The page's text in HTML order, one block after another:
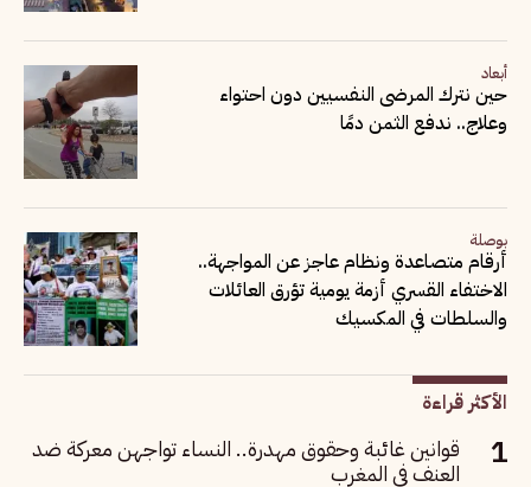
أبعاد
حين نترك المرضى النفسيين دون احتواء
وعلاج.. ندفع الثمن دمًا
بوصلة
أرقام متصاعدة ونظام عاجز عن المواجهة..
الاختفاء القسري أزمة يومية تؤرق العائلات
والسلطات في المكسيك
الأكثر قراءة
قوانين غائبة وحقوق مهدرة.. النساء تواجهن معركة ضد
العنف في المغرب